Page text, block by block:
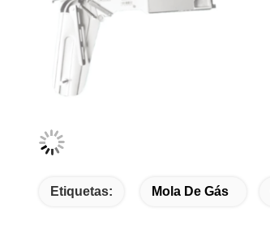
Etiquetas: Mola De Gás